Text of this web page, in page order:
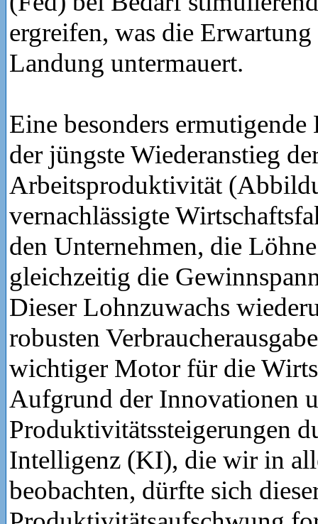
ergreifen, was die Erwartung
Landung untermauert.
Eine besonders
der jüngste Wiederanstieg
Arbeitsproduktivität
vernachlässigte
den Unternehmen, die
gleichzeitig die
Dieser Lohnzuwachs
robusten
wichtiger Motor für die
Aufgrund der Innovationen
Produktivitätssteigerungen
Intelligenz (KI), die wir in
beobachten, dürfte sich